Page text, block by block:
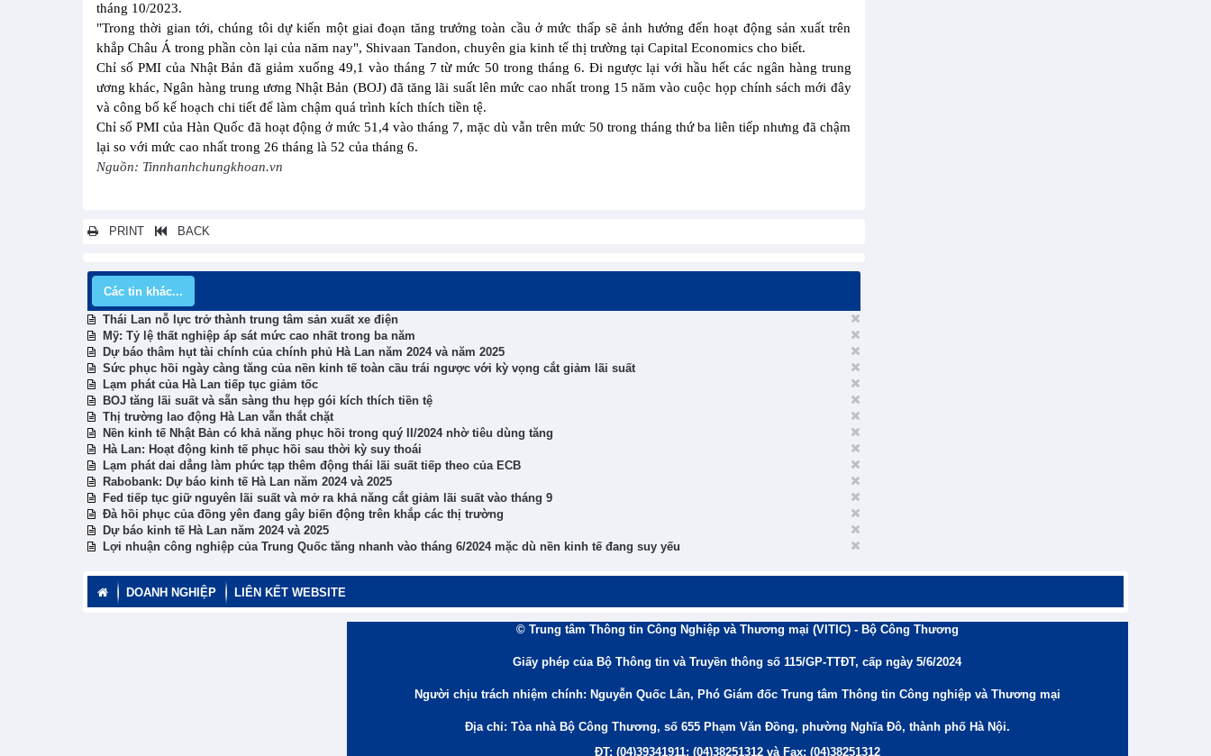
tháng 10/2023.
"Trong thời gian tới, chúng tôi dự kiến một giai đoạn tăng trưởng toàn cầu ở mức thấp sẽ ảnh hưởng đến hoạt động sản xuất trên
khắp Châu Á trong phần còn lại của năm nay", Shivaan Tandon, chuyên gia kinh tế thị trường tại Capital Economics cho biết.
Chỉ số PMI của Nhật Bản đã giảm xuống 49,1 vào tháng 7 từ mức 50 trong tháng 6. Đi ngược lại với hầu hết các ngân hàng trung
ương khác, Ngân hàng trung ương Nhật Bản (BOJ) đã tăng lãi suất lên mức cao nhất trong 15 năm vào cuộc họp chính sách mới đây
và công bố kế hoạch chi tiết để làm chậm quá trình kích thích tiền tệ.
Chỉ số PMI của Hàn Quốc đã hoạt động ở mức 51,4 vào tháng 7, mặc dù vẫn trên mức 50 trong tháng thứ ba liên tiếp nhưng đã chậm
lại so với mức cao nhất trong 26 tháng là 52 của tháng 6.
Nguồn: Tinnhanhchungkhoan.vn
PRINT BACK
Các tin khác...
Thái Lan nỗ lực trở thành trung tâm sản xuất xe điện
Mỹ: Tỷ lệ thất nghiệp áp sát mức cao nhất trong ba năm
Dự báo thâm hụt tài chính của chính phủ Hà Lan năm 2024 và năm 2025
Sức phục hồi ngày càng tăng của nền kinh tế toàn cầu trái ngược với kỳ vọng cắt giảm lãi suất
Lạm phát của Hà Lan tiếp tục giảm tốc
BOJ tăng lãi suất và sẵn sàng thu hẹp gói kích thích tiền tệ
Thị trường lao động Hà Lan vẫn thắt chặt
Nền kinh tế Nhật Bản có khả năng phục hồi trong quý II/2024 nhờ tiêu dùng tăng
Hà Lan: Hoạt động kinh tế phục hồi sau thời kỳ suy thoái
Lạm phát dai dẳng làm phức tạp thêm động thái lãi suất tiếp theo của ECB
Rabobank: Dự báo kinh tế Hà Lan năm 2024 và 2025
Fed tiếp tục giữ nguyên lãi suất và mở ra khả năng cắt giảm lãi suất vào tháng 9
Đà hồi phục của đồng yên đang gây biến động trên khắp các thị trường
Dự báo kinh tế Hà Lan năm 2024 và 2025
Lợi nhuận công nghiệp của Trung Quốc tăng nhanh vào tháng 6/2024 mặc dù nền kinh tế đang suy yếu
DOANH NGHIỆP LIÊN KẾT WEBSITE
© Trung tâm Thông tin Công Nghiệp và Thương mại (VITIC) - Bộ Công Thương
Giấy phép của Bộ Thông tin và Truyền thông số 115/GP-TTĐT, cấp ngày 5/6/2024
Người chịu trách nhiệm chính: Nguyễn Quốc Lân, Phó Giám đốc Trung tâm Thông tin Công nghiệp và Thương mại
Địa chỉ: Tòa nhà Bộ Công Thương, số 655 Phạm Văn Đồng, phường Nghĩa Đô, thành phố Hà Nội.
ĐT: (04)39341911; (04)38251312 và Fax: (04)38251312